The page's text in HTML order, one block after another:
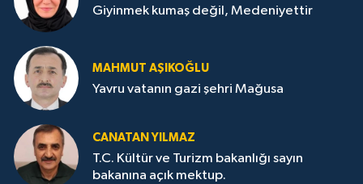
Giyinmek kumaş değil, Medeniyettir
MAHMUT AŞIKOĞLU
Yavru vatanın gazi şehri Mağusa
CANATAN YILMAZ
T.C. Kültür ve Turizm bakanlığı sayın
bakanına açık mektup.